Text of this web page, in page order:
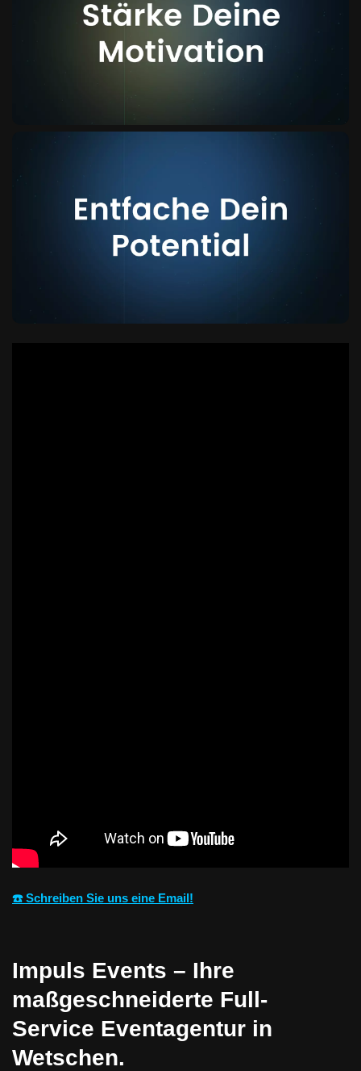
☎️ Schreiben Sie uns eine Email!
Impuls Events – Ihre
maßgeschneiderte Full-
Service Eventagentur in
Wetschen.